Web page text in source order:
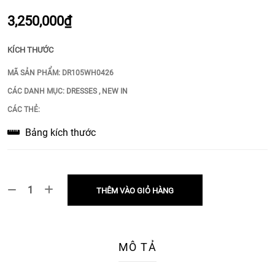
3,250,000₫
KÍCH THƯỚC
MÃ SẢN PHẨM: DR105WH0426
CÁC DANH MỤC: DRESSES , NEW IN
CÁC THẺ:
Bảng kích thước
THÊM VÀO GIỎ HÀNG
MÔ TẢ